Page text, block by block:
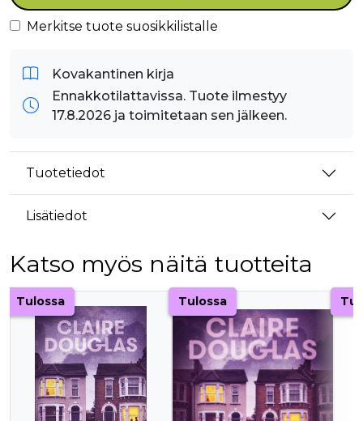
Merkitse tuote suosikkilistalle
Kovakantinen kirja
Ennakkotilattavissa. Tuote ilmestyy
17.8.2026 ja toimitetaan sen jälkeen.
Tuotetiedot
Lisätiedot
Katso myös näitä tuotteita
Tuoteluettelon alku
Tulossa Tulossa